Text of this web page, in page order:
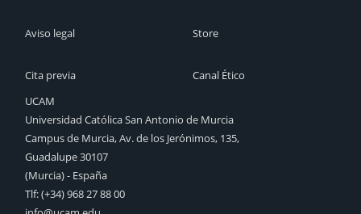
Aviso legal
Cita previa
Store
Canal Ético
UCAM
Universidad Católica San Antonio de Murcia
Campus de Murcia, Av. de los Jerónimos, 135,
Guadalupe 30107
(Murcia) - España
Tlf:(+34) 968 27 88 00